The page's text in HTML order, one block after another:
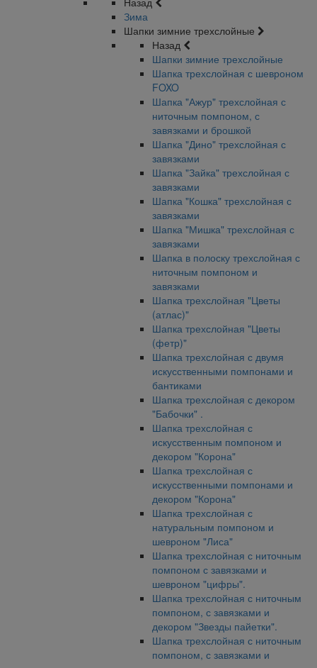
Зима
Шапки зимние трехслойные
Назад
Шапки зимние трехслойные
Шапка трехслойная с шевроном
FOXO
Шапка "Ажур" трехслойная с
ниточным помпоном, с
завязками и брошкой
Шапка "Дино" трехслойная с
завязками
Шапка "Зайка" трехслойная с
завязками
Шапка "Кошка" трехслойная с
завязками
Шапка "Мишка" трехслойная с
завязками
Шапка в полоску трехслойная с
ниточным помпоном и
завязками
Шапка трехслойная "Цветы
(атлас)"
Шапка трехслойная "Цветы
(фетр)"
Шапка трехслойная с двумя
искусственными помпонами и
бантиками
Шапка трехслойная с декором
"Бабочки" .
Шапка трехслойная с
искусственным помпоном и
декором "Корона"
Шапка трехслойная с
искусственными помпонами и
декором "Корона"
Шапка трехслойная с
натуральным помпоном и
шевроном "Лиса"
Шапка трехслойная с ниточным
помпоном с завязками и
шевроном "цифры".
Шапка трехслойная с ниточным
помпоном, с завязками и
декором "Звезды пайетки".
Шапка трехслойная с ниточным
помпоном, с завязками и